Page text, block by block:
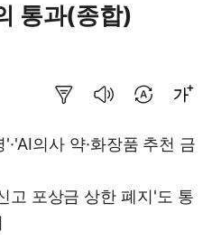
통과(종합)
의사 약·화장품 추천 금
고 포상금 상한 폐지'도 통